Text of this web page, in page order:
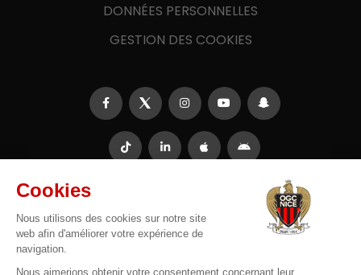
DONNÉES PERSONNELLES
GESTION DES COOKIES